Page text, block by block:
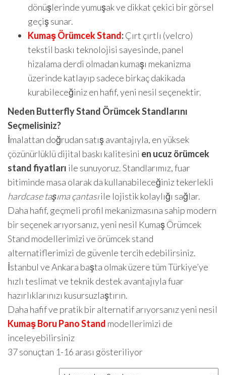
dönüşlerinde yumuşak ve dikkat çekici bir görsel
geçiş sunar.
Kumaş Örümcek Stand:Çırt çırtlı (velcro)
tekstil baskı teknolojisi sayesinde, panel
hizalama derdi olmadan kumaşı mekanizma
üzerinde katlayıp sadece birkaç dakikada
kurabileceğiniz en hafif, yeni nesil seçenektir.
Neden Butterfly Stand Örümcek Standlarını
Seçmelisiniz?
İmalattan doğrudan satış avantajıyla, en yüksek
çözünürlüklü dijital baskı kalitesini en ucuz örümcek
stand fiyatları ile sunuyoruz. Standlarımız, fuar
bitiminde masa olarak da kullanabileceğiniz tekerlekli
hardcase taşıma çantasıile lojistik kolaylığı sağlar.
Daha hafif, geçmeli profil mekanizmasına sahip modern
bir seçenek arıyorsanız, yeni nesil Kumaş Örümcek
Stand modellerimizi ve örümcek stand
alternatiflerimizi de güvenle tercih edebilirsiniz.
İstanbul ve Ankara başta olmak üzere tüm Türkiye’ye
hızlı teslimat ve teknik destek avantajıyla fuar
hazırlıklarınızı kusursuzlaştırın.
Daha hafif ve pratik bir alternatif arıyorsanız yeni nesil
Kumaş Boru Pano Stand modellerimizi de
inceleyebilirsiniz
37 sonuçtan 1-16 arası gösteriliyor